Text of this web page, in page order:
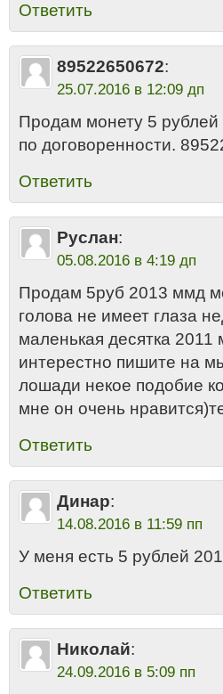
Ответить
89522650672:
25.07.2016 в 12:09 дп
Продам монету 5
по договоренности.
Ответить
Руслан:
05.08.2016 в 4:19 дп
Продам 5руб 2013 ммд
голова не имеет глаза
маленькая десятка
интерестно пишите на
лошади некое подобие
мне он очень
Ответить
Динар:
14.08.2016 в 11:59 пп
У меня есть 5 рублей
Ответить
Николай:
24.09.2016 в 5:09 пп